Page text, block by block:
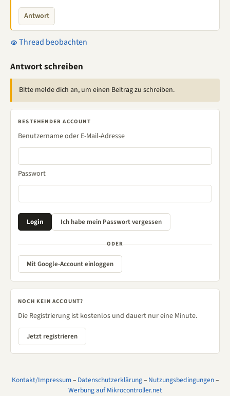
Antwort
Thread beobachten
Antwort schreiben
Bitte melde dich an, um einen Beitrag zu schreiben.
BESTEHENDER ACCOUNT
Benutzername oder E-Mail-Adresse
Passwort
ODER
Mit Google-Account einloggen
NOCH KEIN ACCOUNT?
Die Registrierung ist kostenlos und dauert nur eine Minute.
Jetzt registrieren
Kontakt/Impressum– Datenschutzerklärung– Nutzungsbedingungen–
Werbung auf Mikrocontroller.net